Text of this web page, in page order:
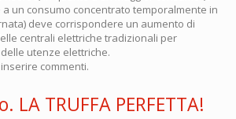
un consumo concentrato temporalmente in
deve corrispondere un aumento di
centrali elettriche tradizionali per
utenze elettriche.
commenti.
LA TRUFFA PERFETTA!